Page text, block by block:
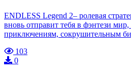
ENDLESS Legend 2– ролевая
вновь отправит тебя в фэнтези
приключениям, сокрушительным
103
0